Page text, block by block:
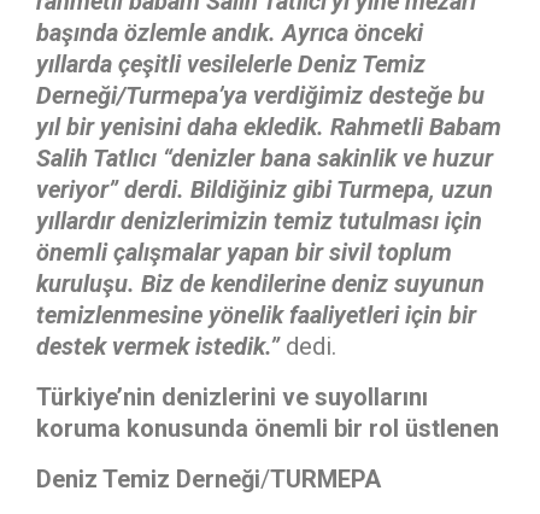
başında özlemle andık. Ayrıca önceki
yıllarda çeşitli vesilelerle Deniz Temiz
Derneği/Turmepa’ya verdiğimiz desteğe bu
yıl bir yenisini daha ekledik. Rahmetli Babam
Salih Tatlıcı “denizler bana sakinlik ve huzur
veriyor” derdi. Bildiğiniz gibi Turmepa, uzun
yıllardır denizlerimizin temiz tutulması için
önemli çalışmalar yapan bir sivil toplum
kuruluşu. Biz de kendilerine deniz suyunun
temizlenmesine yönelik faaliyetleri için bir
destek vermek istedik.”dedi.
Türkiye’nin denizlerini ve suyollarını
koruma konusunda önemli bir rol üstlenen
Deniz Temiz Derneği/TURMEPA